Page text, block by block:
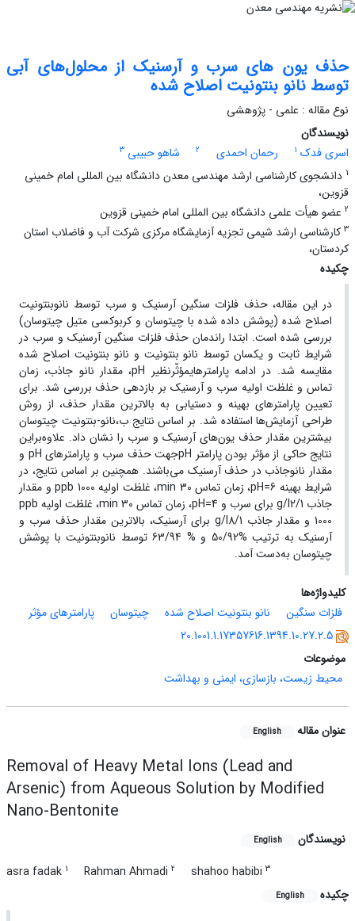
حذف یون های سرب و آرسنیک از محلول‌های آبی
توسط نانو بنتونیت اصلاح شده
نوع مقاله : علمی - پژوهشی
نویسندگان
اسری فدک 1 رحمان احمدی 2 شاهو حبیبی 3
1 دانشجوی کارشناسی ارشد مهندسی معدن دانشگاه بین المللی امام خمینی
قزوین،
2 عضو هیأت علمی دانشگاه بین المللی امام خمینی قزوین
3 کارشناسی ارشد شیمی تجزیه آزمایشگاه مرکزی شرکت آب و فاضلاب استان
کردستان،
چکیده
در این مقاله، حذف فلزات سنگین آرسنیک و سرب توسط نانوبنتونیت
اصلاح شده (پوشش داده شده با چیتوسان و کربوکسی متیل چیتوسان)
بررسی شده است. ابتدا راندمان حذف فلزات سنگین آرسنیک و سرب در
شرایط ثابت و یکسان توسط نانو بنتونیت و نانو بنتونیت اصلاح شده
مقایسه شد. در ادامه پارامترهایمؤثّرنظیر pH، مقدار نانو جاذب، زمان
تماس و غلظت اولیه سرب و آرسنیک بر بازدهی حذف بررسی شد. برای
تعیین پارامتر‌های بهینه و دستیابی به بالاترین مقدار حذف، از روش
طراحی آزمایش‌ها استفاده شد. بر اساس نتایج ب،نانو‌-بنتونیت چیتوسان
بیشترین مقدار حذف یون‌های آرسنیک و سرب را نشان داد. علاوه‌براین
نتایج حاکی از مؤثر بودن پارامتر pHجهت حذف سرب و پارامتر‌های pH و
مقدار نانوجاذب در حذف آرسنیک می‌باشند. همچنین بر اساس نتایج، در
شرایط بهینه 6=pH، زمان تماس min 30، غلظت اولیه ppb 1000 و مقدار
جاذب g/l2/1 برای سرب و 4=pH، زمان تماس min 30، غلظت اولیه ppb
1000 و مقدار جاذب g/l8/1 برای آرسنیک، بالاترین مقدار حذف سرب و
آرسنیک به ترتیب %50/92 و % 63/94 توسط نانوبنتونیت با پوشش
چیتوسان به‌دست آمد.
کلیدواژه‌ها
فلزات سنگین
نانو بنتونیت اصلاح شده چیتوسان
پارامترهای مؤثر
20.1001.1.17357616.1394.10.27.2.5
موضوعات
محیط زیست، بازسازی، ایمنی و بهداشت
عنوان مقاله English
Removal of Heavy Metal Ions (Lead and
Arsenic) from Aqueous Solution by Modified
Nano-Bentonite
نویسندگان English
asra fadak 1 Rahman Ahmadi 2 shahoo habibi 3
چکیده English